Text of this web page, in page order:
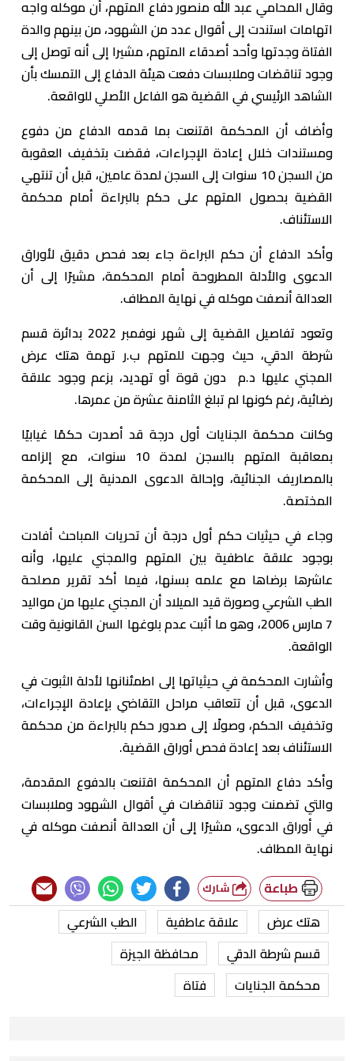
وقال المحامي عبد الله منصور دفاع المتهم، أن موكله واجه
اتهامات استندت إلى أقوال عدد من الشهود، من بينهم والدة
الفتاة وجدتها وأحد أصدقاء المتهم، مشيرا إلى أنه توصل إلى
وجود تناقضات وملابسات دفعت هيئة الدفاع إلى التمسك بأن
الشاهد الرئيسي في القضية هو الفاعل الأصلي للواقعة.
وأضاف أن المحكمة اقتنعت بما قدمه الدفاع من دفوع
ومستندات خلال إعادة الإجراءات، فقضت بتخفيف العقوبة
من السجن 10 سنوات إلى السجن لمدة عامين، قبل أن تنتهي
القضية بحصول المتهم على حكم بالبراءة أمام محكمة
الاستئناف.
وأكد الدفاع أن حكم البراءة جاء بعد فحص دقيق لأوراق
الدعوى والأدلة المطروحة أمام المحكمة، مشيرًا إلى أن
العدالة أنصفت موكله في نهاية المطاف.
وتعود تفاصيل القضية إلى شهر نوفمبر 2022 بدائرة قسم
شرطة الدقي، حيث وجهت للمتهم ب.ر تهمة هتك عرض
المجني عليها د.م دون قوة أو تهديد، بزعم وجود علاقة
رضائية، رغم كونها لم تبلغ الثامنة عشرة من عمرها.
وكانت محكمة الجنايات أول درجة قد أصدرت حكمًا غيابيًا
بمعاقبة المتهم بالسجن لمدة 10 سنوات، مع إلزامه
بالمصاريف الجنائية، وإحالة الدعوى المدنية إلى المحكمة
المختصة.
وجاء في حيثيات حكم أول درجة أن تحريات المباحث أفادت
بوجود علاقة عاطفية بين المتهم والمجني عليها، وأنه
عاشرها برضاها مع علمه بسنها، فيما أكد تقرير مصلحة
الطب الشرعي وصورة قيد الميلاد أن المجني عليها من مواليد
7 مارس 2006، وهو ما أثبت عدم بلوغها السن القانونية وقت
الواقعة.
وأشارت المحكمة في حيثياتها إلى اطمئنانها لأدلة الثبوت في
الدعوى، قبل أن تتعاقب مراحل التقاضي بإعادة الإجراءات،
وتخفيف الحكم، وصولًا إلى صدور حكم بالبراءة من محكمة
الاستئناف بعد إعادة فحص أوراق القضية.
وأكد دفاع المتهم أن المحكمة اقتنعت بالدفوع المقدمة،
والتي تضمنت وجود تناقضات في أقوال الشهود وملابسات
في أوراق الدعوى، مشيرًا إلى أن العدالة أنصفت موكله في
نهاية المطاف.
طباعة
هتك عرض علاقة عاطفية
الطب الشرعي
قسم شرطة الدقي
محافظة الجيزة
محكمة الجنايات
فتاة